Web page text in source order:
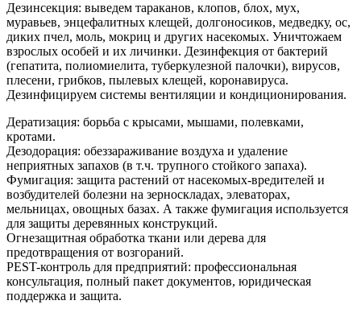
Дезинсекция: выведем тараканов, клопов, блох, мух,
муравьев, энцефалитных клещей, долгоносиков, медведку, ос,
диких пчел, моль, мокриц и других насекомых. Уничтожаем
взрослых особей и их личинки. Дезинфекция от бактерий
(гепатита, полиомиелита, туберкулезной палочки), вирусов,
плесени, грибков, пылевых клещей, коронавируса.
Дезинфицируем системы вентиляции и кондиционирования.
Дератизация: борьба с крысами, мышами, полевками,
кротами.
Дезодорация: обеззараживание воздуха и удаление
неприятных запахов (в т.ч. трупного стойкого запаха).
Фумигация: защита растений от насекомых-вредителей и
возбудителей болезни на зерноскладах, элеваторах,
мельницах, овощных базах. А также фумигация используется
для защиты деревянных конструкций.
Огнезащитная обработка ткани или дерева для
предотвращения от возгораний.
PEST-контроль для предприятий: профессиональная
консультация, полный пакет документов, юридическая
поддержка и защита.